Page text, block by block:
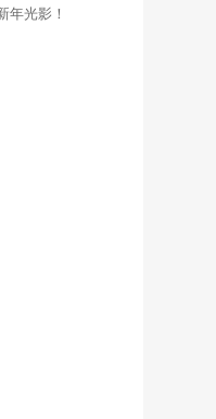
年光影！